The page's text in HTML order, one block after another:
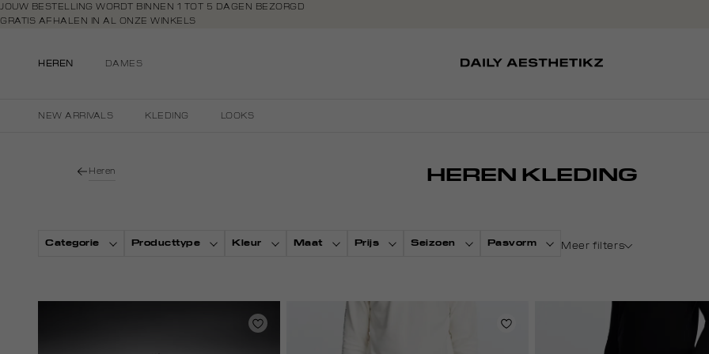
Navigeer
direct naar
Open de
JOUW BESTELLING WORDT BINNEN 1 TOT 5 DAGEN BEZORGD
GRATIS AFHALEN IN AL ONZE WINKELS
HEREN
DAMES
NEW ARRIVALS KLEDING LOOKS
Heren HEREN KLEDING
Categorie Producttype Kleur Maat Prijs Seizoen Pasvorm Meer filters